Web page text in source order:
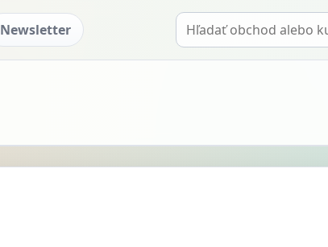
Newsletter
Hľadať
kupón